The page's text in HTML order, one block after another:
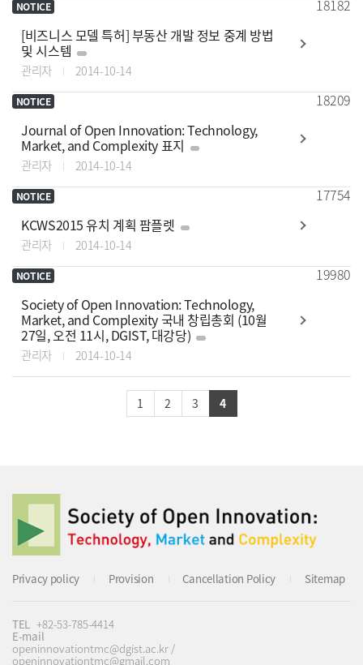
NOTICE
[비즈니스 모델 특허] 부동산 개발 정보 중계 방법
및 시스템
관리자 2014-10-14
18182
NOTICE
Journal of Open Innovation: Technology,
Market, and Complexity 표지
관리자 2014-10-14
18209
NOTICE
KCWS2015 유치 계획 팜플렛
관리자 2014-10-14
17754
NOTICE
Society of Open Innovation: Technology,
Market, and Complexity 국내 창립총회 (10월
27일, 오전 11시, DGIST, 대강당)
관리자 2014-10-14
19980
1 2 3 4
Privacy policy Provision Cancellation Policy Sitemap
TEL +82-53-785-4414
E-mail
openinnovationtmc@dgist.ac.kr /
openinnovationtmc@gmail.com